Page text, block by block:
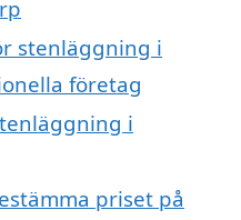
stenläggning i
företag
i
priset på